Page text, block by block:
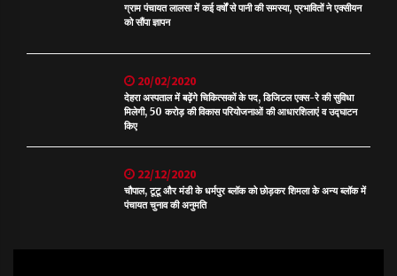
ग्राम पंचायत लालसा में कई वर्षों से पानी की समस्या, प्रभावितों ने एक्सीयन
को सौंपा ज्ञापन
20/02/2020
देहरा अस्पताल में बढ़ेंगे चिकित्सकों के पद, डिजिटल एक्स-रे की सुविधा
मिलेगी, 50 करोड़ की विकास परियोजनाओं की आधारशिलाएं व उद्घाटन
किए
22/12/2020
चौपाल, टूटू और मंडी के धर्मपुर ब्लॉक को छोड़कर शिमला के अन्य ब्लॉक में
पंचायत चुनाव की अनुमति